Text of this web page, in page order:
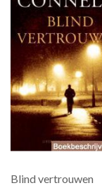
Blind vertrouwen